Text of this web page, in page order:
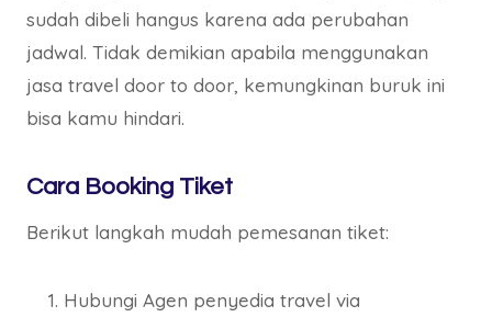
sudah dibeli hangus karena ada perubahan
jadwal. Tidak demikian apabila menggunakan
jasa travel door to door, kemungkinan buruk ini
bisa kamu hindari.
Cara Booking Tiket
Berikut langkah mudah pemesanan tiket:
Hubungi Agen penyedia travel via